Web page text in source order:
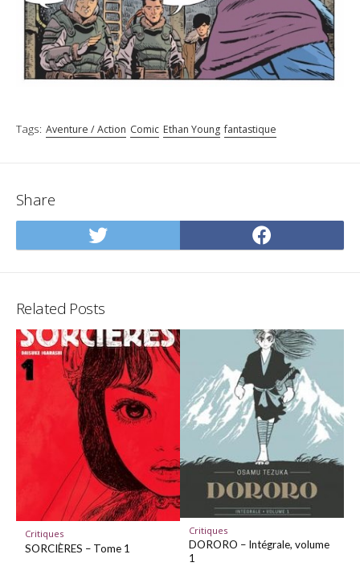
Tags: Aventure / Action Comic Ethan Young fantastique
Share
Share
on
on
Related Posts
Critiques
SORCIÈRES – Tome 1
Critiques
DORORO – Intégrale, volume
1